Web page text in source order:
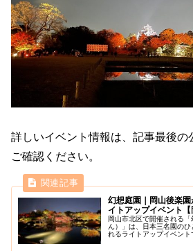
詳しいイベント情報は、記事最後の
ご確認ください。
幻想庭園｜岡山後楽
イトアップイベント【
岡山市北区で開催される
ん）」は、日本三名園の
れるライトアップイベント
れています。春には、園